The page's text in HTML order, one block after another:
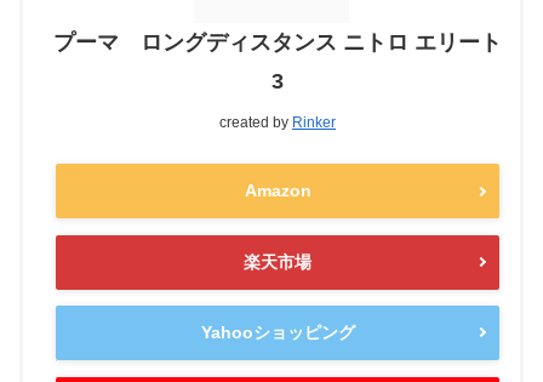
プーマ ロングディスタンス ニトロ エリート
3
created by Rinker
Amazon
楽天市場
Yahooショッピング